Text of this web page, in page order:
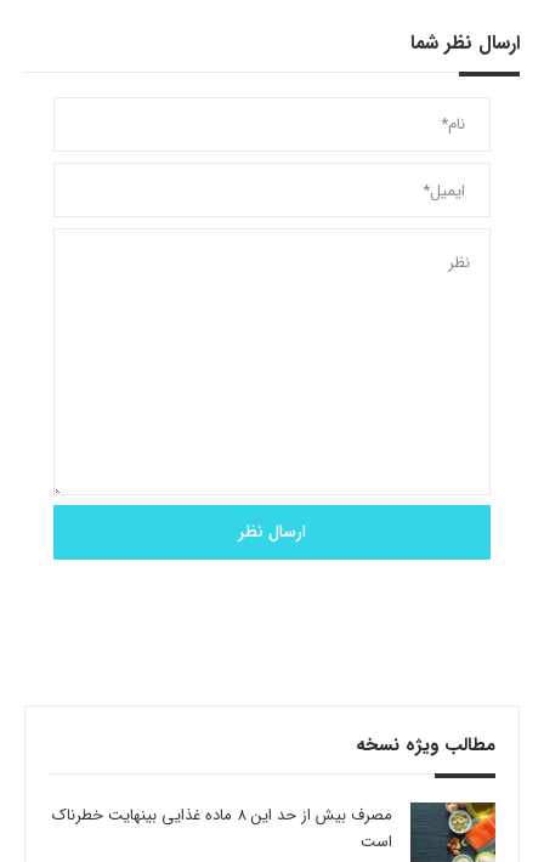
ارسال نظر شما
مطالب ویژه نسخه
مصرف بیش از حد این 8 ماده غذایی بینهایت خطرناک
است